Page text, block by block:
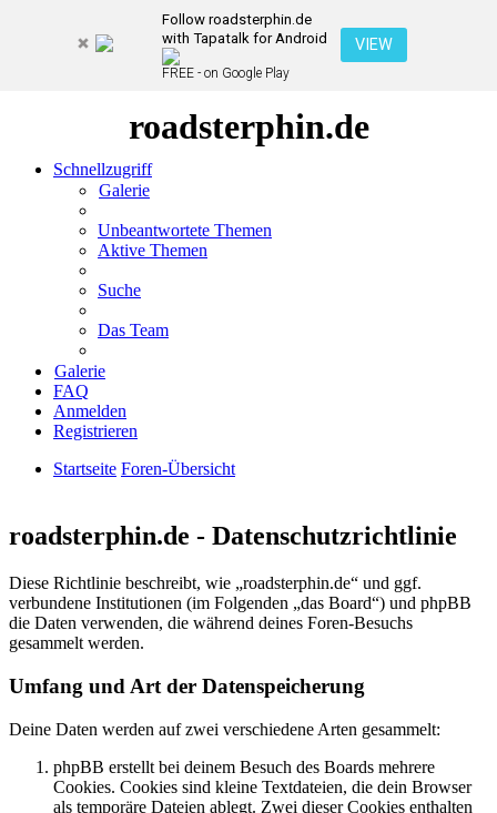
Follow roadsterphin.de
with Tapatalk for Android
FREE - on Google Play
VIEW
roadsterphin.de
Schnellzugriff
Galerie
Unbeantwortete Themen
Aktive Themen
Suche
Das Team
Galerie
FAQ
Anmelden
Registrieren
Startseite Foren-Übersicht
roadsterphin.de - Datenschutzrichtlinie
Diese Richtlinie beschreibt, wie „roadsterphin.de“ und ggf.
verbundene Institutionen (im Folgenden „das Board“) und phpBB
die Daten verwenden, die während deines Foren-Besuchs
gesammelt werden.
Umfang und Art der Datenspeicherung
Deine Daten werden auf zwei verschiedene Arten gesammelt:
phpBB erstellt bei deinem Besuch des Boards mehrere
Cookies. Cookies sind kleine Textdateien, die dein Browser
als temporäre Dateien ablegt. Zwei dieser Cookies enthalten